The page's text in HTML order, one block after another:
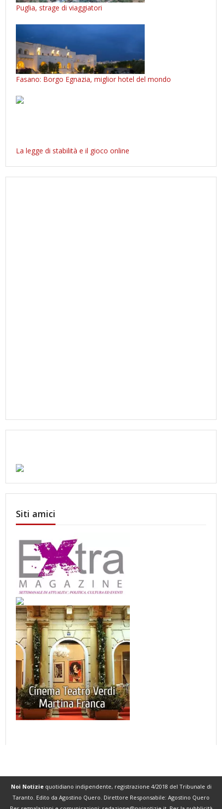
Puglia, strage di viaggiatori
Fasano: Borgo Egnazia, miglior hotel del mondo
La legge di stabilità e il gioco online
Siti amici
Noi Notiziequotidiano indipendente, registrazione 4/2018 del Tribunale di
Taranto. Edito da Agostino Quero. Direttore Responsabile: Agostino Quero